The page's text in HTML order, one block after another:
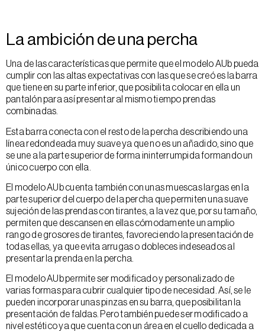
La ambición de una percha
Una de las características que permite que el modelo AUb pueda
cumplir con las altas expectativas con las que se creó es la barra
que tiene en su parte inferior, que posibilita colocar en ella un
pantalón para así presentar al mismo tiempo prendas
combinadas.
Esta barra conecta con el resto de la percha describiendo una
línea redondeada muy suave ya que no es un añadido, sino que
se une a la parte superior de forma ininterrumpida formando un
único cuerpo con ella.
El modelo AUb cuenta también con unas muescas largas en la
parte superior del cuerpo de la percha que permiten una suave
sujeción de las prendas con tirantes, a la vez que, por su tamaño,
permiten que descansen en ellas cómodamente un amplio
rango de grosores de tirantes, favoreciendo la presentación de
todas ellas, ya que evita arrugas o dobleces indeseados al
presentar la prenda en la percha.
El modelo AUb permite ser modificado y personalizado de
varias formas para cubrir cualquier tipo de necesidad. Así, se le
pueden incorporar unas pinzas en su barra, que posibilitan la
presentación de faldas. Pero también puede ser modificado a
nivel estético ya que cuenta con un área en el cuello dedicada a